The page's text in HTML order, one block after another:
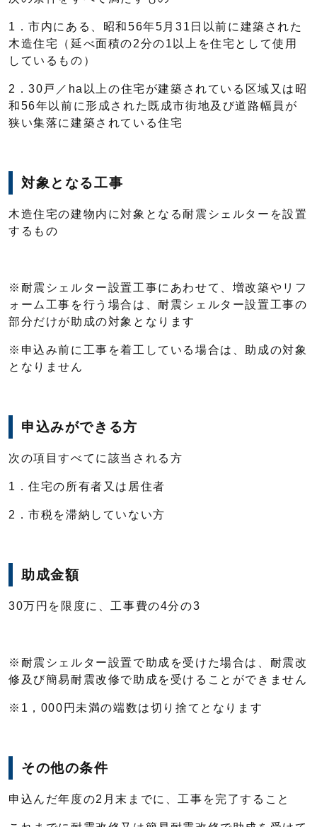
1．市内にある、昭和56年5月31日以前に建築された
木造住宅（延べ面積の2分の1以上を住宅として使用
しているもの）
2．30戸／ha以上の住宅が建築されている区域又は昭
和56年以前に形成された既成市街地及び道路幅員が
狭い集落に建築されている住宅
対象となる工事
木造住宅の建物内に対象となる耐震シェルターを設置
するもの
※耐震シェルター設置工事にあわせて、増改築やリフ
ォーム工事を行う場合は、耐震シェルター設置工事の
部分だけが助成の対象となります
※申込み前に工事を着工している場合は、助成の対象
となりません
申込みができる方
次の項目すべてに該当される方
1．住宅の所有者又は居住者
2．市税を滞納していない方
助成金額
30万円を限度に、工事費の4分の3
※耐震シェルター設置で助成を受けた場合は、耐震改
修及び簡易耐震改修で助成を受けることができません
※1，000円未満の端数は切り捨てとなります
その他の条件
申込んだ年度の2月末までに、工事を完了すること